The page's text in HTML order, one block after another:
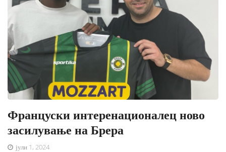
Француски интеренационалец ново
засилување на Брера
јули 1, 2024